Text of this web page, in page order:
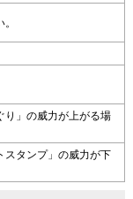
り」の威力が上がる場
スタンプ」の威力が下